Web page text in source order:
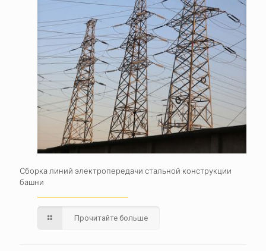
Сборка линий электропередачи стальной конструкции
башни
Прочитайте больше